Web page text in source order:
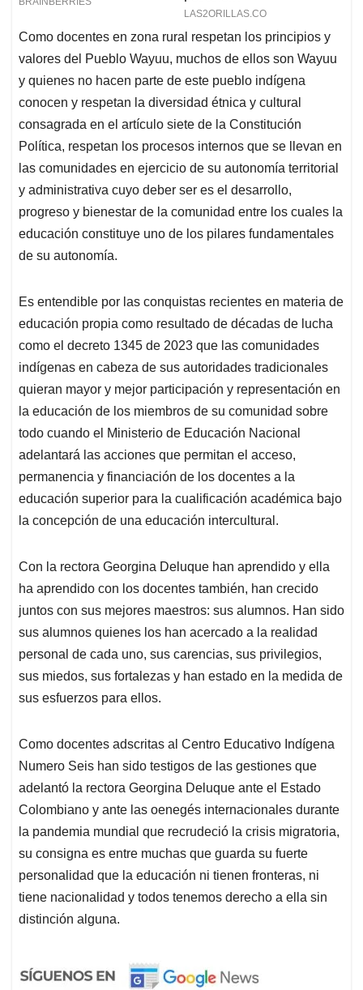
Como docentes en zona rural respetan los principios y
valores del Pueblo Wayuu, muchos de ellos son Wayuu
y quienes no hacen parte de este pueblo indígena
conocen y respetan la diversidad étnica y cultural
consagrada en el artículo siete de la Constitución
Política, respetan los procesos internos que se llevan en
las comunidades en ejercicio de su autonomía territorial
y administrativa cuyo deber ser es el desarrollo,
progreso y bienestar de la comunidad entre los cuales la
educación constituye uno de los pilares fundamentales
de su autonomía.
Es entendible por las conquistas recientes en materia de
educación propia como resultado de décadas de lucha
como el decreto 1345 de 2023 que las comunidades
indígenas en cabeza de sus autoridades tradicionales
quieran mayor y mejor participación y representación en
la educación de los miembros de su comunidad sobre
todo cuando el Ministerio de Educación Nacional
adelantará las acciones que permitan el acceso,
permanencia y financiación de los docentes a la
educación superior para la cualificación académica bajo
la concepción de una educación intercultural.
Con la rectora Georgina Deluque han aprendido y ella
ha aprendido con los docentes también, han crecido
juntos con sus mejores maestros: sus alumnos. Han sido
sus alumnos quienes los han acercado a la realidad
personal de cada uno, sus carencias, sus privilegios,
sus miedos, sus fortalezas y han estado en la medida de
sus esfuerzos para ellos.
Como docentes adscritas al Centro Educativo Indígena
Numero Seis han sido testigos de las gestiones que
adelantó la rectora Georgina Deluque ante el Estado
Colombiano y ante las oenegés internacionales durante
la pandemia mundial que recrudeció la crisis migratoria,
su consigna es entre muchas que guarda su fuerte
personalidad que la educación ni tienen fronteras, ni
tiene nacionalidad y todos tenemos derecho a ella sin
distinción alguna.